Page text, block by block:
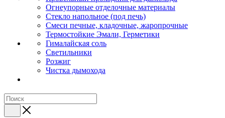
Огнеупорные отделочные материалы
Стекло напольное (под печь)
Смеси печные, кладочные, жаропрочные
Термостойкие Эмали, Герметики
Гималайская соль
Светильники
Розжиг
Чистка дымохода